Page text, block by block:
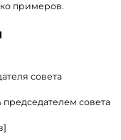
примеров.
совета
председателем совета